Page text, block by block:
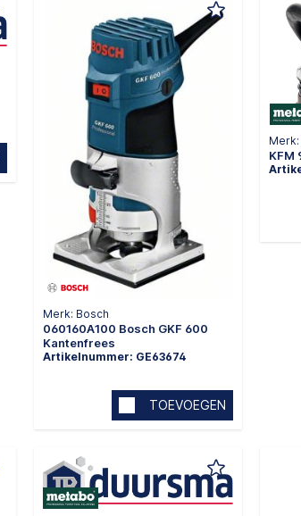
Merk: Bosch
060160A100 Bosch GKF 600
Kantenfrees
Artikelnummer: GE63674
TOEVOEGEN
KFM